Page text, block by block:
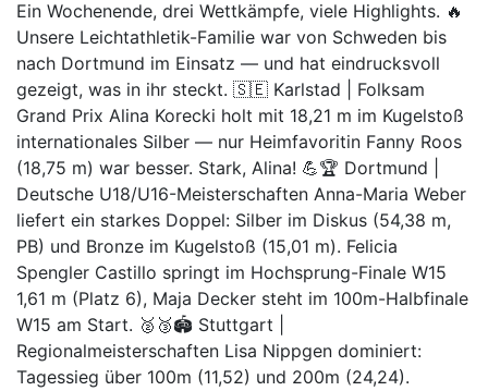
Ein Wochenende, drei Wettkämpfe, viele Highlights. 🔥
Unsere Leichtathletik-Familie war von Schweden bis
nach Dortmund im Einsatz — und hat eindrucksvoll
gezeigt, was in ihr steckt. 🇸🇪 Karlstad | Folksam
Grand Prix Alina Korecki holt mit 18,21 m im Kugelstoß
internationales Silber — nur Heimfavoritin Fanny Roos
(18,75 m) war besser. Stark, Alina! 💪🏆 Dortmund |
Deutsche U18/U16-Meisterschaften Anna-Maria Weber
liefert ein starkes Doppel: Silber im Diskus (54,38 m,
PB) und Bronze im Kugelstoß (15,01 m). Felicia
Spengler Castillo springt im Hochsprung-Finale W15
1,61 m (Platz 6), Maja Decker steht im 100m-Halbfinale
W15 am Start. 🥈🥉🏟️ Stuttgart |
Regionalmeisterschaften Lisa Nippgen dominiert:
Tagessieg über 100m (11,52) und 200m (24,24).